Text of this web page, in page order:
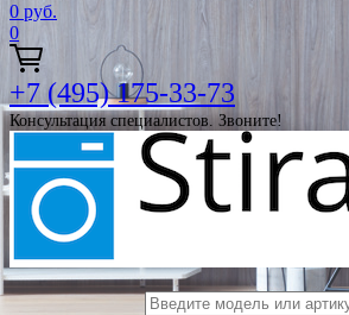
0 руб.
0
+7 (495) 175-33-73
Консультация специалистов. Звоните!